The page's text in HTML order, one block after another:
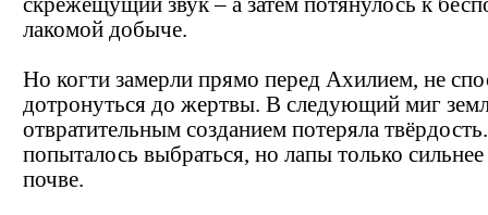
лакомой добыче.
Но когти замерли прямо перед Ахилием, не
дотронуться до жертвы. В следующий миг
отвратительным созданием потеряла
попыталось выбраться, но лапы только
почве.